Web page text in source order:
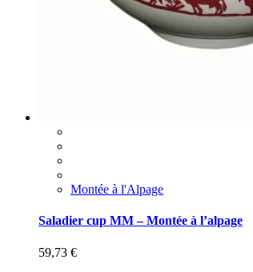
Montée à l'Alpage
Saladier cup MM – Montée à l’alpage
59,73 €